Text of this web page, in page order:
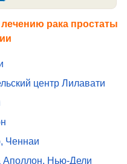
рака простаты
центр Лилавати
Ченнаи
Аполлон, Нью-Дели